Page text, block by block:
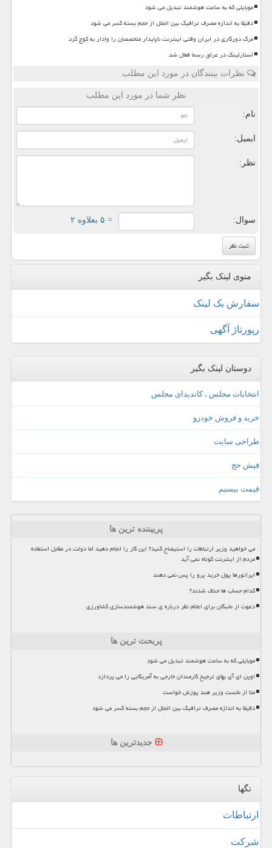
موبایلی که به ساعت هوشمند تبدیل می شود
دقیقا به اندازه مصرف ترافیک بین الملل از حجم بسته کسر می شود
مرگ دورکاری در ایران وقتی اینترنت ناپایدار متخصصان را وادار به کوچ کرد
استارلینک در عراق رسما فعال شد
نظرات بینندگان در مورد این مطلب
نظر شما در مورد این مطلب
نام:
ایمیل:
نظر:
سوال: = ۵ بعلاوه ۲
منوی لینک بگیر
سفارش بک لینک
رپورتاژ آگهی
دوستان لینک بگیر
انتخابات مجلس ، کاندیدای مجلس
خرید و فروش خودرو
طراحی سایت
فیش حج
قیمت بیسیم
پربیننده ترین ها
می خواهید وزیر ارتباطات را استیضاح کنید؟ این کار را انجام دهید اما دولت در مقابل استفاده
مردم از اینترنت کوتاه نمی آید
اپراتورها پول خرید پرو را پس نمی دهند
کدام حساب ها حذف شدند؟
دعوت از نخبگان برای اعلام نظر درباره ی سند هوشمندسازی کشاورزی
پربحث ترین ها
موبایلی که به ساعت هوشمند تبدیل می شود
اوپن ای آی بهای ترجیح کارمندان خارجی به آمریکایی را می پردازد
متا از نخست وزیر هند پوزش خواست
دقیقا به اندازه مصرف ترافیک بین الملل از حجم بسته کسر می شود
جدیدترین ها
تگها
ارتباطات
شركت